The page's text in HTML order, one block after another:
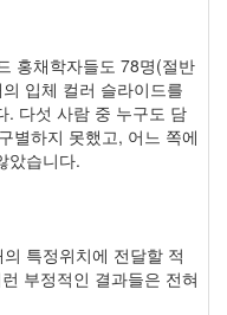
홍채학자들도 78명(절반
입체 컬러 슬라이드를
. 다섯 사람 중 누구도 담
별하지 못했고, 어느 쪽에
았습니다.
특정위치에 전달할 적
부정적인 결과들은 전혀